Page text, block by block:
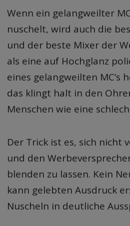
Wenn ein gelangweilter
nuschelt, wird auch die
und der beste Mixer der
als eine auf Hochglanz
eines gelangweilten MC’s
das klingt halt in den
Menschen wie eine
Der Trick ist es, sich nicht
und den
blenden zu lassen. Kein
kann gelebten Ausdruck
Nuscheln in deutliche